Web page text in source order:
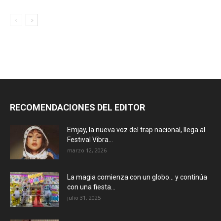
RECOMENDACIONES DEL EDITOR
Emjay, la nueva voz del trap nacional, llega al
Festival Vibra...
marzo 12, 2026
La magia comienza con un globo… y continúa
con una fiesta...
julio 31, 2025